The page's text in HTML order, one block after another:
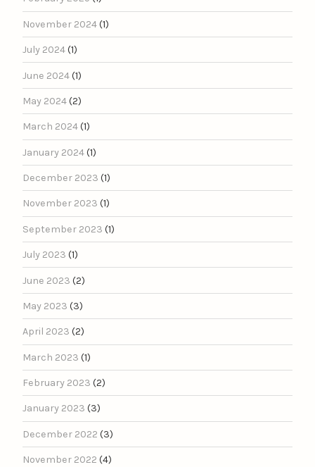
November 2024(1)
July 2024(1)
June 2024(1)
May 2024(2)
March 2024(1)
January 2024(1)
December 2023 (1)
November 2023 (1)
September 2023 (1)
July 2023 (1)
June 2023 (2)
May 2023 (3)
April 2023 (2)
March 2023 (1)
February 2023 (2)
January 2023 (3)
December 2022 (3)
November 2022 (4)